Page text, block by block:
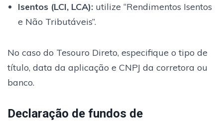
Isentos (LCI, LCA):utilize “Rendimentos Isentos
e Não Tributáveis”.
No caso do Tesouro Direto, especifique o tipo de
título, data da aplicação e CNPJ da corretora ou
banco.
Declaração de fundos de